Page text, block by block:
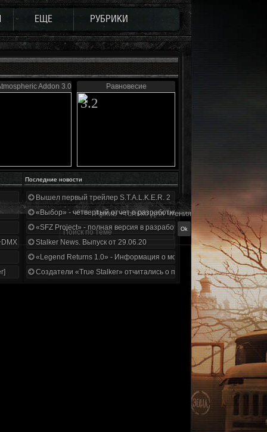
ЕЩЕ РУБРИКИ
Addon 3.0 Равновесие
3.2
Последние новости
1.3.5.ООП.МА.К.
Вышел первый трейлер S.T.A.L.K.E.R. 2
«Выбор» - четвертый отчет о разработке!
«SFZ Project» - полная версия в разработке!
Stalker News. Выпуск от 29.06.20
«Legend Returns 1.0» - Информация о моде за июнь 2020
Создатели «True Stalker» отчитались о проделанной работе
Архив - только для чтения